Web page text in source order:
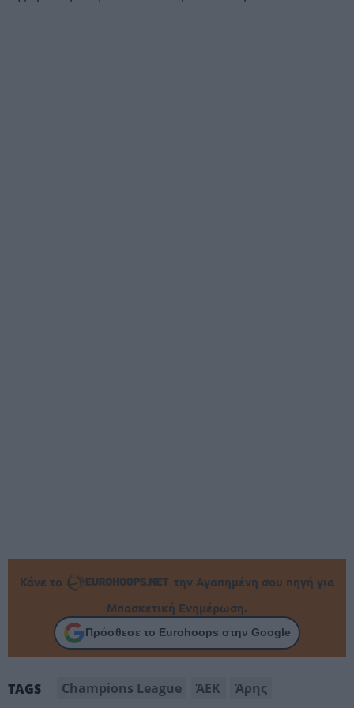
Κάνε το
την Αγαπημένη σου πηγή για
Μπασκετική Ενημέρωση.
Πρόσθεσε το Eurohoops στην Google
TAGS Champions League ΆΕΚ Άρης